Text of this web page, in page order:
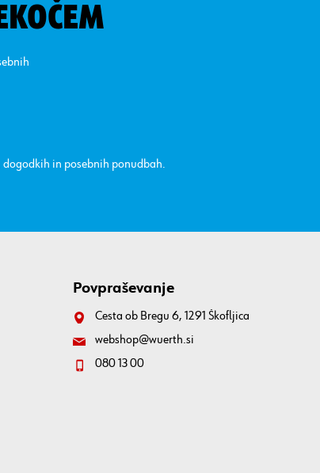
in posebnih ponudbah.
Povpraševanje
Cesta ob Bregu 6, 1291 Škofljica
webshop@wuerth.si
080 13 00